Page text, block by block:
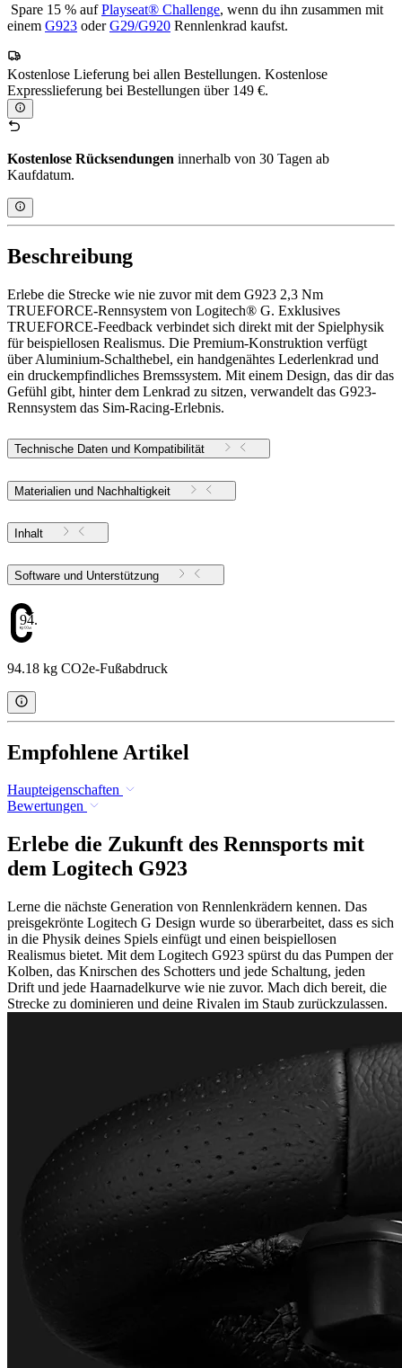
Spare 15 % aufPlayseat® Challenge, wenn du ihn zusammen mit
einem G923 oderG29/G920 Rennlenkrad kaufst.
Kostenlose Lieferung bei allen Bestellungen. Kostenlose
Expresslieferung bei Bestellungen über 149 €.
Kostenlose Rücksendungen innerhalb von 30 Tagen ab
Kaufdatum.
Beschreibung
Erlebe die Strecke wie nie zuvor mit dem G923 2,3 Nm
TRUEFORCE-Rennsystem von Logitech® G. Exklusives
TRUEFORCE-Feedback verbindet sich direkt mit der Spielphysik
für beispiellosen Realismus. Die Premium-Konstruktion verfügt
über Aluminium-Schalthebel, ein handgenähtes Lederlenkrad und
ein druckempfindliches Bremssystem. Mit einem Design, das dir das
Gefühl gibt, hinter dem Lenkrad zu sitzen, verwandelt das G923-
Rennsystem das Sim-Racing-Erlebnis.
Technische Daten und Kompatibilität
Materialien und Nachhaltigkeit
Inhalt
Software und Unterstützung
94.18
94.18 kg CO2e-Fußabdruck
Empfohlene Artikel
Haupteigenschaften
Bewertungen
Erlebe die Zukunft des Rennsports mit
dem Logitech G923
Lerne die nächste Generation von Rennlenkrädern kennen. Das
preisgekrönte Logitech G Design wurde so überarbeitet, dass es sich
in die Physik deines Spiels einfügt und einen beispiellosen
Realismus bietet. Mit dem Logitech G923 spürst du das Pumpen der
Kolben, das Knirschen des Schotters und jede Schaltung, jeden
Drift und jede Haarnadelkurve wie nie zuvor. Mach dich bereit, die
Strecke zu dominieren und deine Rivalen im Staub zurückzulassen.